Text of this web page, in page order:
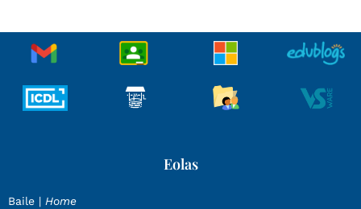
Eolas
Baile | Home